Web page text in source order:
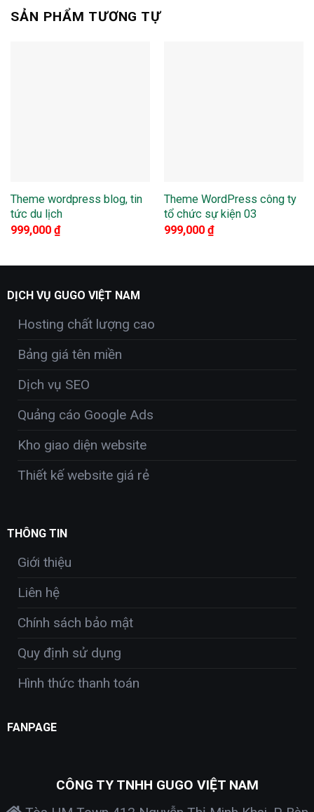
SẢN PHẨM TƯƠNG TỰ
Theme wordpress blog, tin
tức du lịch
999,000 ₫
Theme WordPress công ty
tổ chức sự kiện 03
999,000 ₫
DỊCH VỤ GUGO VIỆT NAM
Hosting chất lượng cao
Bảng giá tên miền
Dịch vụ SEO
Quảng cáo Google Ads
Kho giao diện website
Thiết kế website giá rẻ
THÔNG TIN
Giới thiệu
Liên hệ
Chính sách bảo mật
Quy định sử dụng
Hình thức thanh toán
FANPAGE
CÔNG TY TNHH GUGO VIỆT NAM